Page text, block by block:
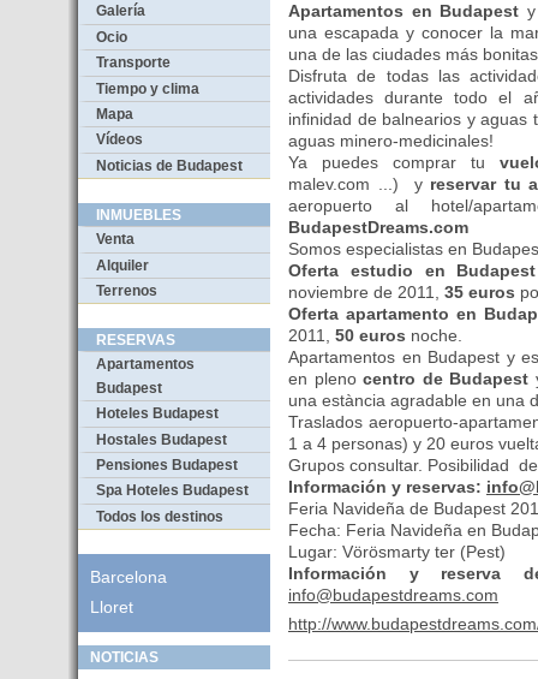
Galería
Ocio
Transporte
Tiempo y clima
Mapa
Vídeos
Noticias de Budapest
INMUEBLES
Venta
Alquiler
Terrenos
RESERVAS
Apartamentos
Budapest
Hoteles Budapest
Hostales Budapest
Pensiones Budapest
Spa Hoteles Budapest
Todos los destinos
Barcelona
Lloret
NOTICIAS
Apartamentos en Budapest
una escapada y conocer la
una de las ciudades más
Disfruta de todas las
actividades durante todo el
infinidad de balnearios y aguas
aguas minero-medicinales!
Ya puedes comprar tu
malev.com ...) y reservar tu
aeropuerto al hotel/
BudapestDreams.com
Somos especialistas en
Oferta estudio en Budapest
noviembre de 2011, 35 euros
Oferta apartamento en
2011, 50 euros noche.
Apartamentos en Budapest y
en pleno centro de Budapest
una estància agradable en una
Traslados aeropuerto-
1 a 4 personas) y 20 euros
Grupos consultar. Posibilidad
Información y reservas:
Feria Navideña de Budapest
Fecha: Feria Navideña en
Lugar: Vörösmarty ter (Pest)
Información y reserva
info@budapestdreams.com
http://